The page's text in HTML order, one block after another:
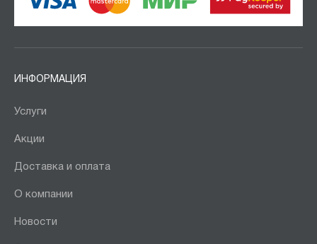
ИНФОРМАЦИЯ
Услуги
Акции
Доставка и оплата
О компании
Новости